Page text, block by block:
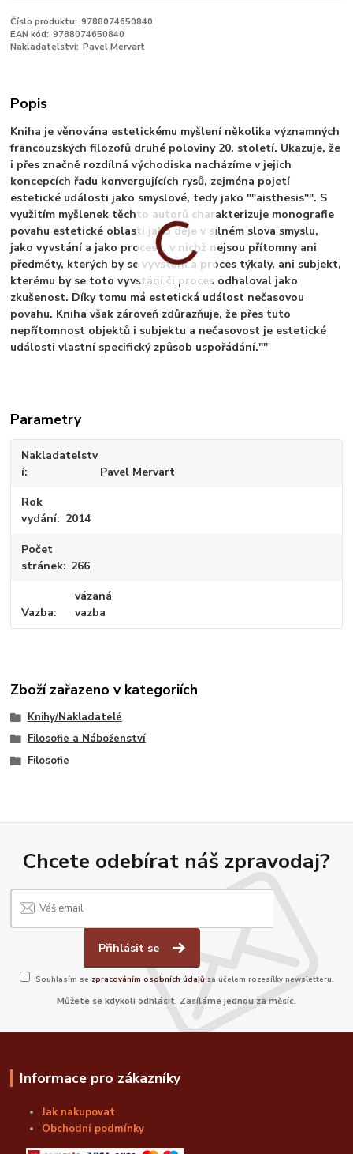
Číslo produktu: 9788074650840
EAN kód: 9788074650840
Nakladatelství: Pavel Mervart
Popis
Kniha je věnována estetickému myšlení několika významných
francouzských filozofů druhé poloviny 20. století. Ukazuje, že
i přes značně rozdílná východiska nacházíme v jejich
koncepcích řadu konvergujících rysů, zejména pojetí
estetické události jako smyslové, tedy jako ""aisthesis"". S
využitím myšlenek těchto autorů charakterizuje monografie
povahu estetické oblasti jako děje v silném slova smyslu,
jako vyvstání a jako procesu, v nichž nejsou přítomny ani
předměty, kterých by se vyvstání a proces týkaly, ani subjekt,
kterému by se toto vyvstání či proces odhaloval jako
zkušenost. Díky tomu má estetická událost nečasovou
povahu. Kniha však zároveň zdůrazňuje, že přes tuto
nepřítomnost objektů i subjektu a nečasovost je estetické
události vlastní specifický způsob uspořádání.""
Parametry
Nakladatelstv
í
Pavel Mervart
Rok
vydání
2014
Počet
stránek 266
Vazba
vázaná
vazba
Zboží zařazeno v kategoriích
Knihy/Nakladatelé
Filosofie a Náboženství
Filosofie
Chcete odebírat náš zpravodaj?
Přihlásit se
Souhlasím se zpracováním osobních údajů za účelem rozesílky newsletteru.
Můžete se kdykoli odhlásit. Zasíláme jednou za měsíc.
Informace pro zákazníky
Jak nakupovat
Obchodní podmínky